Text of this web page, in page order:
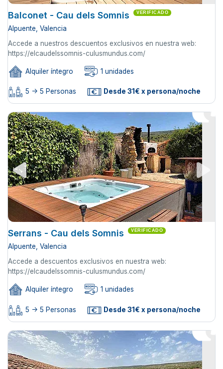
Balconet - Cau dels Somnis VERIFICADO
Alpuente, Valencia
Accede a nuestros descuentos exclusivos en nuestra web:
https://elcaudelssomnis-culusmundus.com/
Alquiler íntegro 1 unidades
5 -> 5 Personas Desde 31€ x persona/noche
Serrans - Cau dels Somnis VERIFICADO
Alpuente, Valencia
Accede a descuentos exclusivos en nuestra web:
https://elcaudelssomnis-culusmundus.com/
Alquiler íntegro 1 unidades
5 -> 5 Personas Desde 31€ x persona/noche